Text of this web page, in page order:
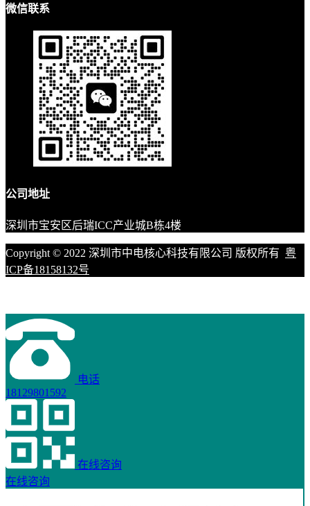
微信联系
公司地址
深圳市宝安区后瑞ICC产业城B栋4楼
Copyright © 2022 深圳市中电核心科技有限公司 版权所有 粤
ICP备18158132号
电话
18129801592
在线咨询
在线咨询